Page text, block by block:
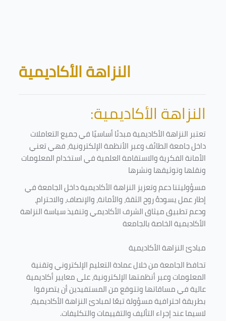
Blocks
النزاهة الأكاديمية
النزاهة الأكاديمية:
تعتبر النزاهة الأكاديمية مبدئا أساسيًا في جميع التعاملات
داخل جامعة الطائف وعبر الأنظمة الإلكترونية، فهي تعني
الأمانة الفكرية والاستقامة العلمية في استخدام المعلومات
ونقلها وتوثيقها ونشرها
مسؤوليتنا دعم وتعزيز النزاهة الأكاديمية داخل الجامعة في
إطار عمل يسودهُ روح الثقة، والأمانة، والإنصاف، والاحترام،
ودعم تطبيق ميثاق الشرف الأكاديمي وتنفيذ سياسة النزاهة
الأكاديمية الخاصة بالجامعة
مبادئ النزاهة الأكاديمية
تحافظ الجامعة من خلال عمادة التعليم الإلكتروني وتقنية
المعلومات وعبر أنظمتها الإلكترونية، على معايير أكاديمية
عالية في مساقاتها وتتوقع من المستفيدين أن يتصرفوا
بطريقة احترافية مسؤولة تبعًا لمبادئ النزاهة الأكاديمية،
لاسيما عند إجراء التأليف والتقييمات والتكليفات.